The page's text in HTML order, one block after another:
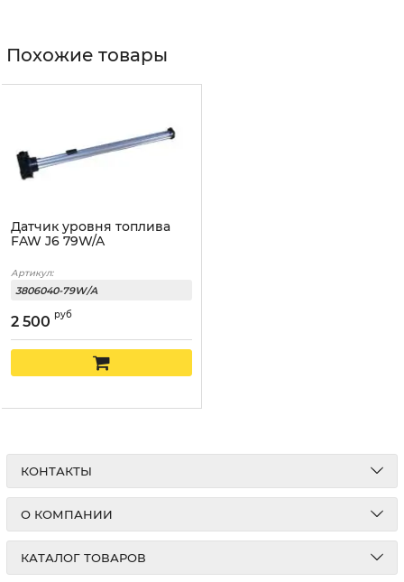
Похожие товары
Датчик уровня топлива
FAW J6 79W/A
Артикул:
3806040-79W/A
2 500 руб
КОНТАКТЫ
О КОМПАНИИ
КАТАЛОГ ТОВАРОВ